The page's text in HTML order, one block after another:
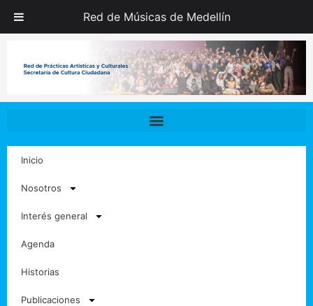
Red de Músicas de Medellín
Inicio
Nosotros
Interés general
Agenda
Historias
Publicaciones